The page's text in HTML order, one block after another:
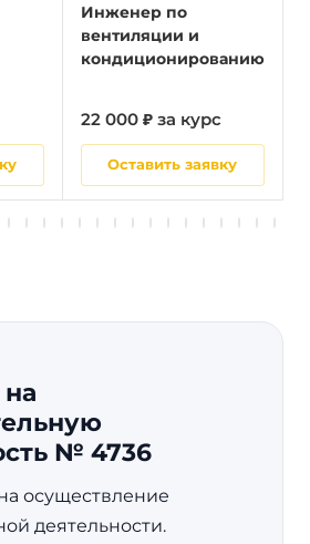
Инженер по
вентиляции и
кондиционированию
22 000 ₽ за курс
Оставить заявку
№ 4736
осуществление
деятельности.